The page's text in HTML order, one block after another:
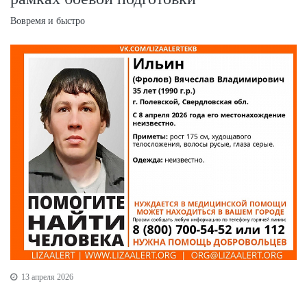
Вовремя и быстро
13 апреля 2026